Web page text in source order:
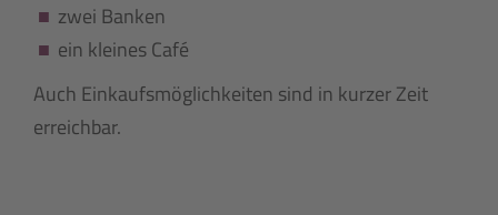
zwei Banken
ein kleines Café
Auch Einkaufsmöglichkeiten sind in kurzer Zeit
erreichbar.